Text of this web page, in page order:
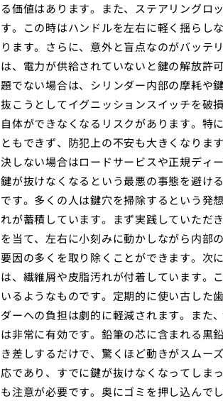
る価値はあります。また、ステアリングロ
す。この時はハンドルを左右に軽く揺らし
ります。さらに、意外と盲点なのがバッテ
は、電力が供給されていないと鍵の解放許
題でない場合は、シリンダー内部の摩耗や
抜こうとしてイグニッションスイッチを破
自体ができなくなるリスクがあります。特
ともできず、防犯上の不安も大きくなりま
決しない場合はロードサービスや正規ディ
鍵が抜けなくなるという最悪の事態を避け
です。多くの人は鍵穴を掃除するという発
れが蓄積しています。まず実践していただ
を当て、左右に小刻みに動かしながら内部
要因の多くを取り除くことができます。次
は、繊維屑や皮脂汚れが付着しています。
いるようなものです。定期的に使い古した
ダーへの負担は劇的に軽減されます。また
は非常に有効です。鉛筆の芯に含まれる黒
き差しするだけで、驚くほど動きがスムー
応であり、すでに鍵が抜けなくなってしま
も注意が必要です。奥にゴミを押し込んで